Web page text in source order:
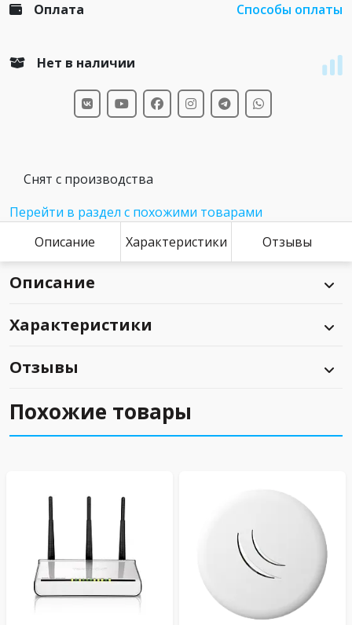
Оплата Способы оплаты
Нет в наличии
Снят с производства
Перейти в раздел с похожими товарами
Описание
Характеристики Отзывы
Описание
Характеристики
Отзывы
Похожие товары